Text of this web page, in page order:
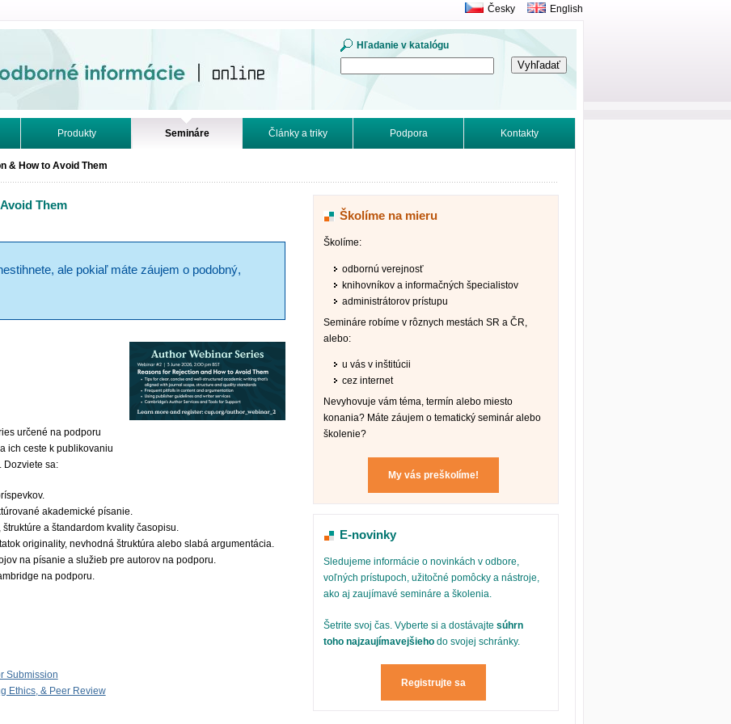
Online.
Hľadanie v katalógu
Česky English
Produkty Semináre Články a triky Podpora Kontakty
& How to Avoid Them
Them
ale pokiaľ máte záujem o podobný,
určené na podporu
ich ceste k publikovaniu
Dozviete sa:
akademické písanie.
a štandardom kvality časopisu.
originality, nevhodná štruktúra alebo slabá argumentácia.
na písanie a služieb pre autorov na podporu.
na podporu.
Submission
Ethics, & Peer Review
Školíme na mieru
Školíme:
odbornú verejnosť
knihovníkov a informačných špecialistov
administrátorov prístupu
Semináre robíme v rôznych mestách SR a ČR,
alebo:
u vás v inštitúcii
cez internet
Nevyhovuje vám téma, termín alebo miesto
konania? Máte záujem o tematický seminár alebo
školenie?
My vás preškolíme!
E-novinky
Sledujeme informácie o novinkách v odbore,
voľných prístupoch, užitočné pomôcky a nástroje,
ako aj zaujímavé semináre a školenia.
Šetrite svoj čas. Vyberte si a dostávajtesúhrn
toho najzaujímavejšieho do svojej schránky.
Registrujte sa